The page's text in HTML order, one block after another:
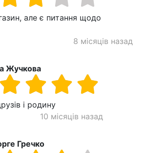
але є питання щодо
8 місяців назад
Жучкова
і родину
10 місяців назад
Гречко